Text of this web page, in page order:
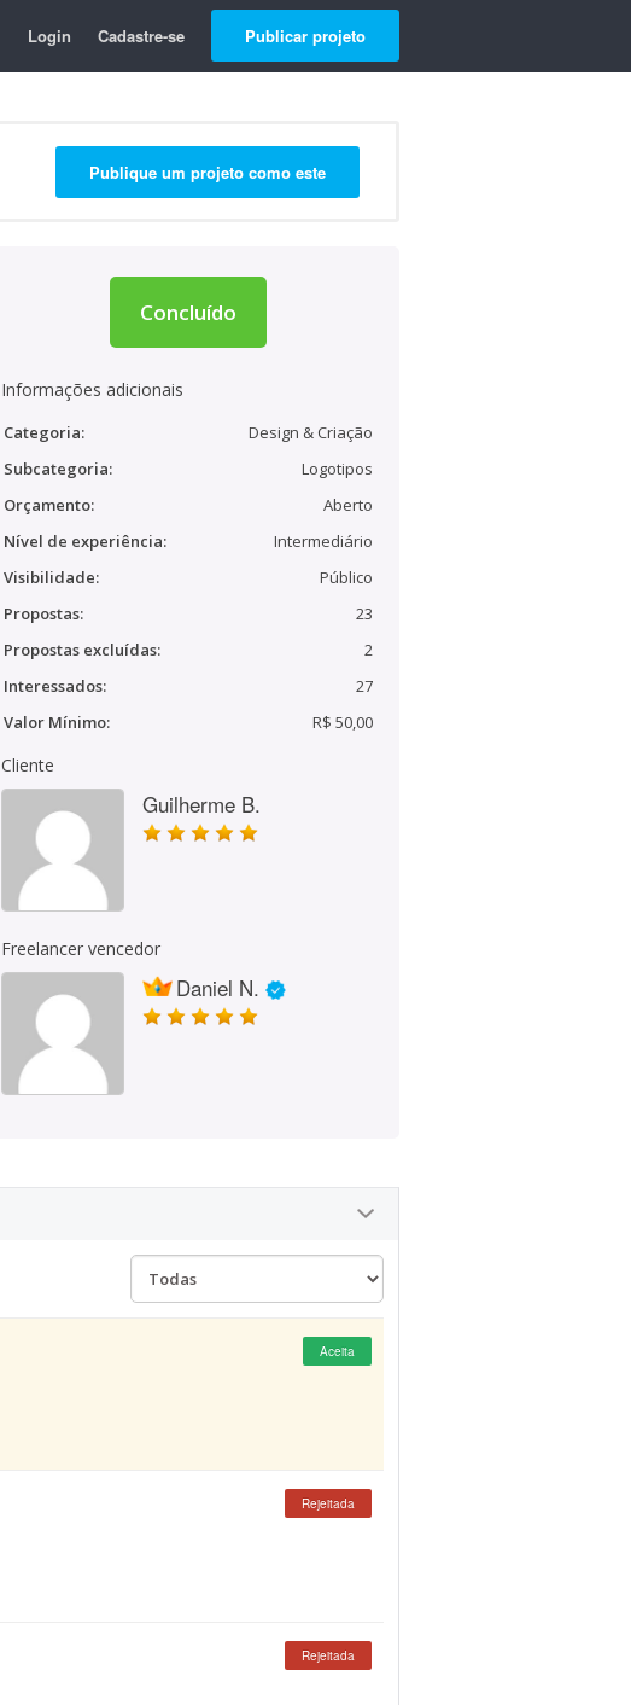
Login Cadastre-se Publicar projeto
Publique um projeto como este
Concluído
Informações adicionais
Categoria:
Design & Criação
Subcategoria:
Logotipos
Orçamento:
Aberto
Nível de experiência:
Intermediário
Visibilidade:
Público
Propostas:
23
Propostas excluídas:
2
Interessados:
27
Valor Mínimo:
R$ 50,00
Cliente
Guilherme B.
Freelancer vencedor
Daniel N.
Aceita
Rejeitada
Rejeitada